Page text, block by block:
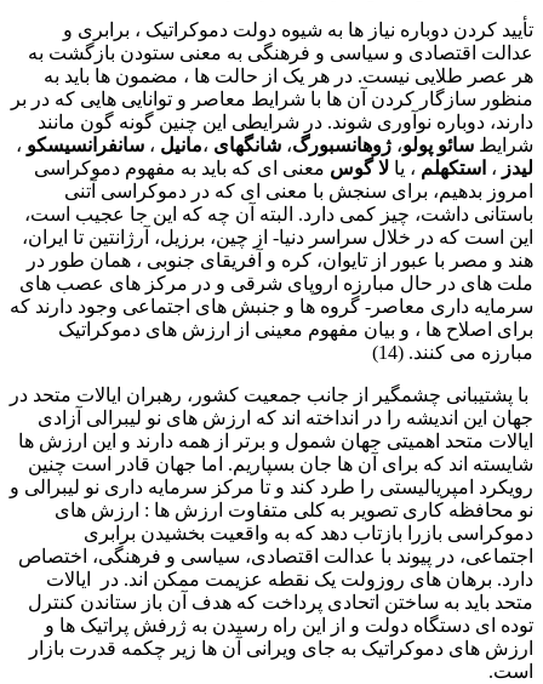
تأیید کردن دوباره نیاز ها به شیوه دولت دموکراتیک ، برابری و
عدالت اقتصادی و سیاسی و فرهنگی به معنی ستودن بازگشت به
هر عصر طلایی نیست. در هر یک از حالت ها ، مضمون ها باید به
منظور سازگار کردن آن ها با شرایط معاصر و توانایی هایی که در بر
دارند، دوباره نوآوری شوند. در شرایطی این چنین گونه گون مانند
شرایط سائو پولو، ژوهانسبورگ، شانگهای ،مانیل ، سانفرانسیسکو ،
لیدز ، استکهلم ، یا لا گوس معنی ای که باید به مفهوم دموکراسی
امروز بدهیم، برای سنجش با معنی ای که در دموکراسی آتنی
باستانی داشت، چیز کمی دارد. البته آن چه که این جا عجیب است،
این است که در خلال سراسر دنیا- از چین، برزیل، آرژانتین تا ایران،
هند و مصر با عبور از تایوان، کره و آفریقای جنوبی ، همان طور در
ملت های در حال مبارزه اروپای شرقی و در مرکز های عصب های
سرمایه داری معاصر- گروه ها و جنبش های اجتماعی وجود دارند که
برای اصلاح ها ، و بیان مفهوم معینی از ارزش های دموکراتیک
مبارزه می کنند. (14)
با پشتیبانی چشمگیر از جانب جمعیت کشور، رهبران ایالات متحد در
جهان این اندیشه را در انداخته اند که ارزش های نو لیبرالی آزادی
ایالات متحد اهمیتی جهان شمول و برتر از همه دارند و این ارزش ها
شایسته اند که برای آن ها جان بسپاریم. اما جهان قادر است چنین
رویکرد امپریالیستی را طرد کند و تا مرکز سرمایه داری نو لیبرالی و
نو محافظه کاری تصویر به کلی متفاوت ارزش ها : ارزش های
دموکراسی بازرا بازتاب دهد که به واقعیت بخشیدن برابری
اجتماعی، در پیوند با عدالت اقتصادی، سیاسی و فرهنگی، اختصاص
دارد. برهان های روزولت یک نقطه عزیمت ممکن اند. در ایالات
متحد باید به ساختن اتحادی پرداخت که هدف آن باز ستاندن کنترل
توده ای دستگاه دولت و از این راه رسیدن به ژرفش پراتیک ها و
ارزش های دموکراتیک به جای ویرانی آن ها زیر چکمه قدرت بازار
است.